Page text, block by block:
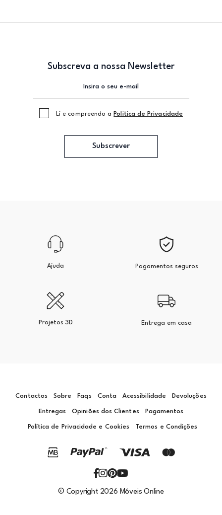
Subscreva a nossa Newsletter
Li e compreendo a Politica de Privacidade
Subscrever
Ajuda Pagamentos seguros
Projetos 3D Entrega em casa
Contactos Sobre Faqs Conta Acessibilidade Devoluções
Entregas Opiniões dos Clientes Pagamentos
Política de Privacidade e Cookies Termos e Condições
© Copyright 2026 Móveis Online